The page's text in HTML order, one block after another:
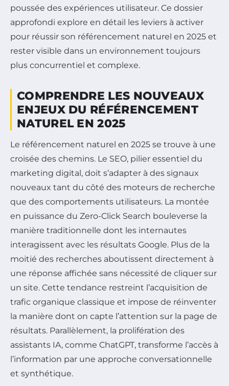
poussée des expériences utilisateur. Ce dossier
approfondi explore en détail les leviers à activer
pour réussir son référencement naturel en 2025 et
rester visible dans un environnement toujours
plus concurrentiel et complexe.
COMPRENDRE LES NOUVEAUX
ENJEUX DU RÉFÉRENCEMENT
NATUREL EN 2025
Le référencement naturel en 2025 se trouve à une
croisée des chemins. Le SEO, pilier essentiel du
marketing digital, doit s’adapter à des signaux
nouveaux tant du côté des moteurs de recherche
que des comportements utilisateurs. La montée
en puissance du Zero-Click Search bouleverse la
manière traditionnelle dont les internautes
interagissent avec les résultats Google. Plus de la
moitié des recherches aboutissent directement à
une réponse affichée sans nécessité de cliquer sur
un site. Cette tendance restreint l’acquisition de
trafic organique classique et impose de réinventer
la manière dont on capte l’attention sur la page de
résultats. Parallèlement, la prolifération des
assistants IA, comme ChatGPT, transforme l’accès à
l’information par une approche conversationnelle
et synthétique.